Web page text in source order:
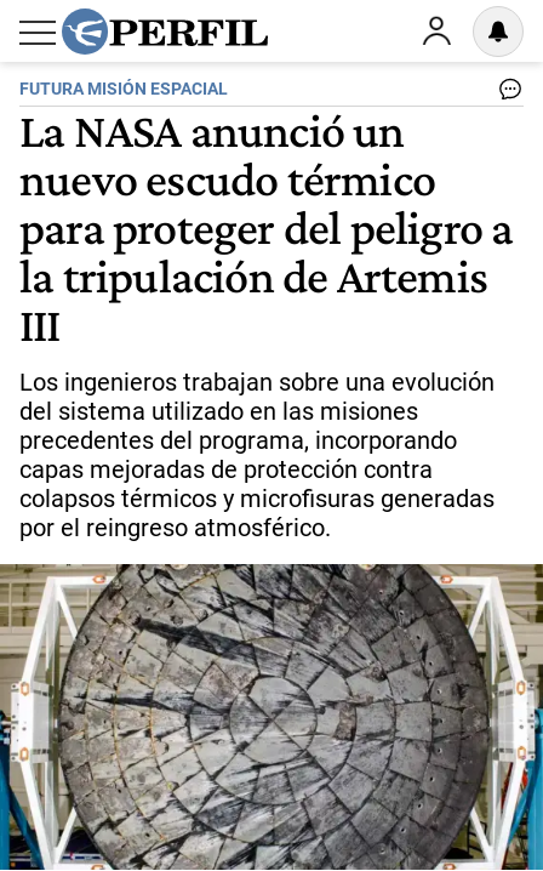
FUTURA MISIÓN ESPACIAL
La NASA anunció un
nuevo escudo térmico
para proteger del peligro a
la tripulación de Artemis
III
Los ingenieros trabajan sobre una evolución
del sistema utilizado en las misiones
precedentes del programa, incorporando
capas mejoradas de protección contra
colapsos térmicos y microfisuras generadas
por el reingreso atmosférico.